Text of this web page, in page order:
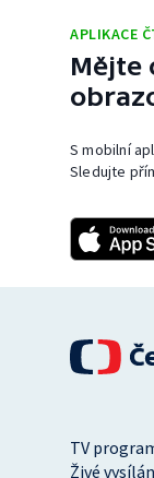
APLIKACE
Mějte
S mobilní
Sledujte
TV
Živé